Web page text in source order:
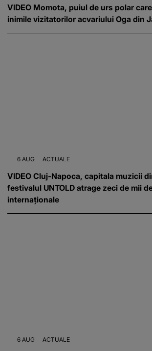
VIDEO Momota, puiul de urs polar
inimile vizitatorilor acvariului Oga din
6 AUG ACTUALE
VIDEO Cluj-Napoca, capitala muzicii
festivalul UNTOLD atrage zeci de mii
internaționale
6 AUG ACTUALE